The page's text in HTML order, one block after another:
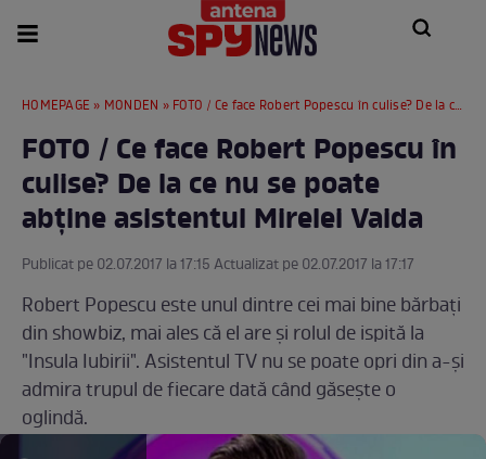
HOMEPAGE » MONDEN » FOTO / Ce face Robert Popescu în culise? De la ce nu se poate abține asistentul Mirelei Vaida
FOTO / Ce face Robert Popescu în
culise? De la ce nu se poate
abține asistentul Mirelei Vaida
Publicat pe 02.07.2017 la 17:15 Actualizat pe 02.07.2017 la 17:17
Robert Popescu este unul dintre cei mai bine bărbați
din showbiz, mai ales că el are și rolul de ispită la
"Insula Iubirii". Asistentul TV nu se poate opri din a-și
admira trupul de fiecare dată când găsește o
oglindă.